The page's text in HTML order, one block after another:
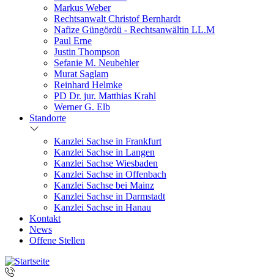
Markus Weber
Rechtsanwalt Christof Bernhardt
Nafize Güngördü - Rechtsanwältin LL.M
Paul Erne
Justin Thompson
Sefanie M. Neubehler
Murat Saglam
Reinhard Helmke
PD Dr. jur. Matthias Krahl
Werner G. Elb
Standorte
Kanzlei Sachse in Frankfurt
Kanzlei Sachse in Langen
Kanzlei Sachse Wiesbaden
Kanzlei Sachse in Offenbach
Kanzlei Sachse bei Mainz
Kanzlei Sachse in Darmstadt
Kanzlei Sachse in Hanau
Kontakt
News
Offene Stellen